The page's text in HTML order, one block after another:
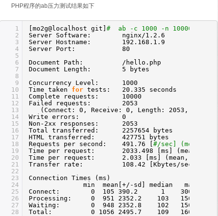
PHP程序的ab压力测试结果如下
1
2
3
4
5
6
7
8
9
10
11
12
13
14
15
16
17
18
19
20
21
22
23
24
25
26
27
28
[mo2g@localhost git] # ab -c 1000 -n 10000
Server Software: nginx /1 .2.6
Server Hostname: 192.168.1.9
Server Port: 80
Document Path:
/hello .php
Document Length: 5 bytes
Concurrency Level: 1000
Time taken for tests: 20.335 seconds
Complete requests: 10000
Failed requests: 2053
(Connect: 0, Receive: 0, Length: 2053,
Write errors: 0
Non-2xx responses: 2053
Total transferred: 2257654 bytes
HTML transferred: 427751 bytes
Requests per second: 491.76 [#/sec] (mean)
Time per request: 2033.498 [ms] (mean)
Time per request: 2.033 [ms] (mean, across
Transfer rate: 108.42 [Kbytes /sec
Connection Times (ms)
min mean[+/-sd ] median max
Connect: 0 105 390.2 1 3001
Processing: 0 951 2352.2 103 15020
Waiting: 0 948 2352.8 102 15020
Total: 0 1056 2495.7 109 16019